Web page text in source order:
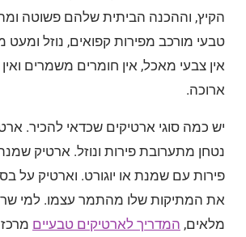
הקיץ, וההכנה הביתית שלהם פשוטה
טבעי מורכב מפירות קפואים, נוזל ומעט
אין צבעי מאכל, אין חומרים משמרים
ארוכה.
יש כמה סוגי ארטיקים שכדאי להכיר.
נטחן מתערובת פירות ונוזל. ארטיק
פירות עם שמנת או יוגורט. וארטיק על
את המתיקות שלו מהתמר עצמו. למי
מלאים, המדריך לארטיקים טבעיים מרכז